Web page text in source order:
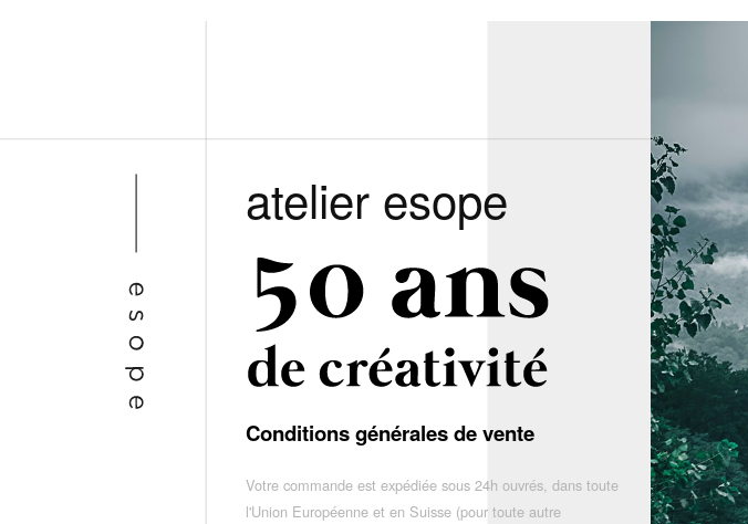
atelier esope
Conditions générales de vente
Votre commande est expédiée sous 24h ouvrés, dans toute
l'Union Européenne et en Suisse (pour toute autre